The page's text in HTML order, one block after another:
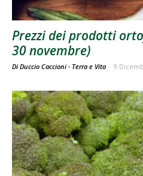
Prezzi dei prodotti
30 novembre)
Di Duccio Caccioni - Terra e Vita - 9